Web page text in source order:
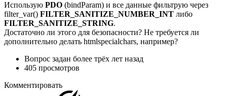
Использую PDO (bindParam) и все данные фильтрую через
filter_var() FILTER_SANITIZE_NUMBER_INT либо
FILTER_SANITIZE_STRING.
Достаточно ли этого для безопасности? Не требуется ли
дополнительно делать htmlspecialchars, например?
Вопрос задан более трёх лет назад
405 просмотров
Комментировать